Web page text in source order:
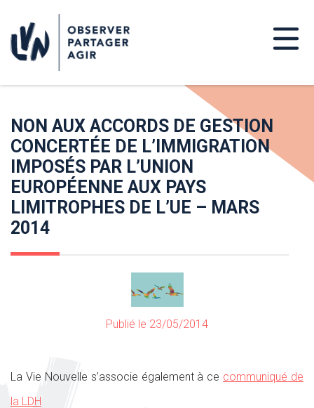
NON AUX ACCORDS DE GESTION
CONCERTÉE DE L’IMMIGRATION
IMPOSÉS PAR L’UNION
EUROPÉENNE AUX PAYS
LIMITROPHES DE L’UE – MARS
2014
Publié le 23/05/2014
La Vie Nouvelle s’associe également à ce communiqué de
la LDH